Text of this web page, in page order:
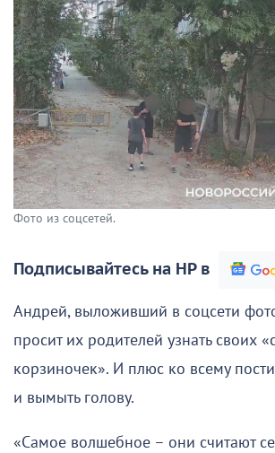
Фото из соцсетей.
Подписывайтесь на НР в
Андрей, выложивший в соцсети
просит их родителей узнать своих
корзиночек». И плюс ко всему
и вымыть голову.
«Самое волшебное – они считают